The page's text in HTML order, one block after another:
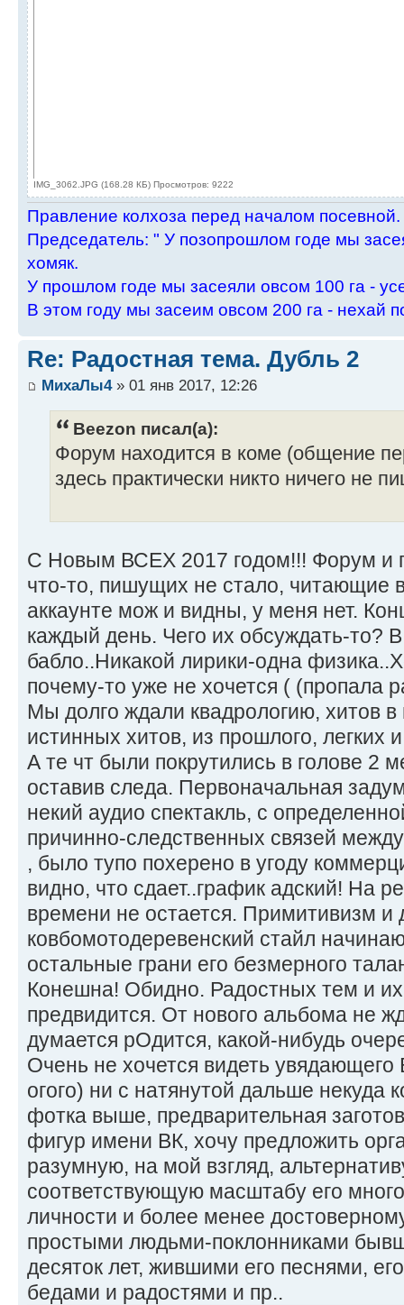
IMG_3062.JPG (168.28 КБ) Просмотров: 9222
Пpавление колхоза пеpед началом посевной.
Пpедседатель: " У позопpошлом годе мы
хомяк.
У пpошлом годе мы засеяли овсом 100 га -
В этом году мы засеим овсом 200 га - нехай
Re: Радостная тема. Дубль 2
МихаЛы4» 01 янв 2017, 12:26
Beezon писал(а):
Форум находится в коме (общение
здесь практически никто ничего не
С Новым ВСЕХ 2017 годом!!! Форум и
что-то, пишущих не стало, читающие
аккаунте мож и видны, у меня нет.
каждый день. Чего их обсуждать-то?
бабло..Никакой лирики-одна
почему-то уже не хочется ( (пропала
Мы долго ждали квадрологию, хитов в
истинных хитов, из прошлого, легких
А те чт были покрутились в голове 2
оставив следа. Первоначальная
некий аудио спектакль, с
причинно-следственных связей
, было тупо похерено в угоду
видно, что сдает..график адский! На
времени не остается. Примитивизм
ковбомотодеревенский стайл
остальные грани его безмерного
Конешна! Обидно. Радостных тем и
предвидится. От нового альбома не
думается рОдится, какой-нибудь
Очень не хочется видеть увядающего
огого) ни с натянутой дальше некуда
фотка выше, предварительная
фигур имени ВК, хочу предложить
разумную, на мой взгляд,
соответствующую масштабу его
личности и более менее
простыми людьми-поклонниками
десяток лет, жившими его песнями,
бедами и радостями и пр..